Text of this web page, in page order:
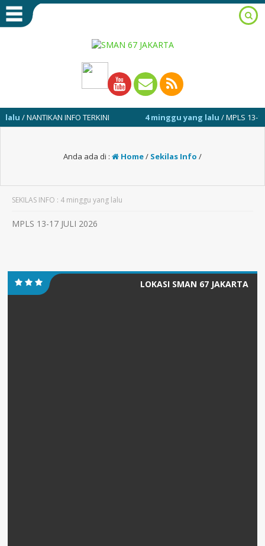
/ NANTIKAN INFO TERKINI 4 minggu yang lalu / MPLS 13-17
Anda ada di : Home/ Sekilas Info /
SEKILAS INFO : 4 minggu yang lalu
MPLS 13-17 JULI 2026
LOKASI SMAN 67 JAKARTA